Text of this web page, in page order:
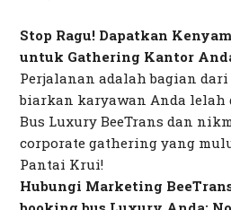
Stop Ragu! Dapatkan
untuk Gathering Kantor
Perjalanan adalah bagian dari
biarkan karyawan Anda
Bus Luxury BeeTrans dan
corporate gathering yang
Pantai Krui!
Hubungi Marketing